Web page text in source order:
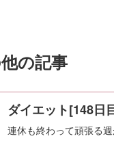
の記事
ダイエット[148日
連休も終わって頑張る